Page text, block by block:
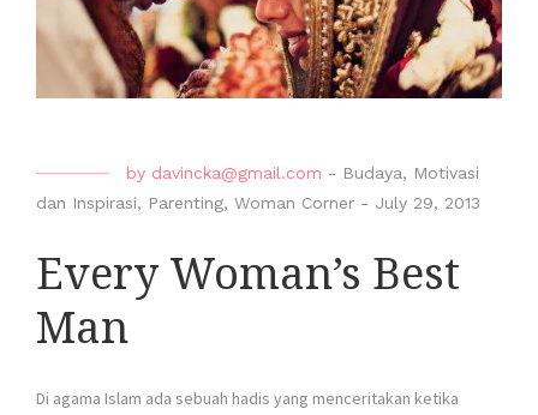
by davincka@gmail.com - Budaya, Motivasi
dan Inspirasi, Parenting, Woman Corner - July 29, 2013
Every Woman’s Best
Man
Di agama Islam ada sebuah hadis yang menceritakan ketika